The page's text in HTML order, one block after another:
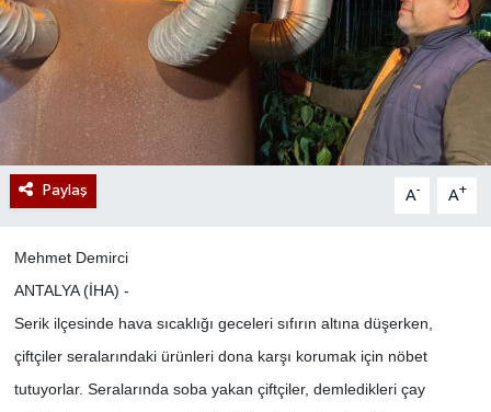
Paylaş A- A+
Mehmet Demirci
ANTALYA (İHA) -
Serik ilçesinde hava sıcaklığı geceleri sıfırın altına düşerken,
çiftçiler seralarındaki ürünleri dona karşı korumak için nöbet
tutuyorlar. Seralarında soba yakan çiftçiler, demledikleri çay